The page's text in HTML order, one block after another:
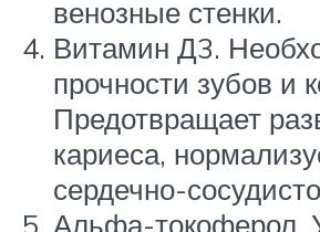
венозные стенки.
Витамин Д3.
прочности зубов и
Предотвращает
кариеса,
сердечно-
Альфа-токоферол.